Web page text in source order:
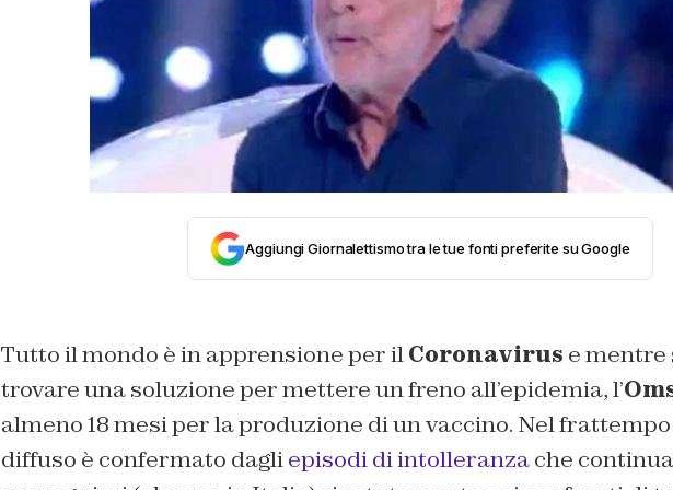
Aggiungi Giornalettismo tra le tue fonti preferite su Google
Tutto il mondo è in apprensione per ilCoronavirus e mentre
trovare una soluzione per mettere un freno all’epidemia, l’
almeno 18 mesi per la produzione di un vaccino. Nel
diffuso è confermato dagliepisodi di intolleranzache